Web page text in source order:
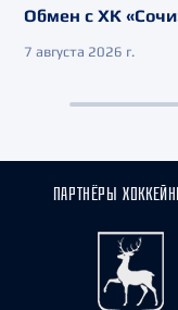
Обмен с ХК
7 августа 2026 г.
ПАРТНЁРЫ